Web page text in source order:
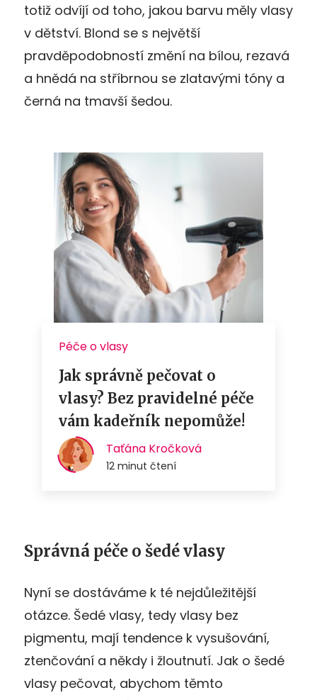
totiž odvíjí od toho, jakou barvu měly vlasy
v dětství. Blond se s největší
pravděpodobností změní na bílou, rezavá
a hnědá na stříbrnou se zlatavými tóny a
černá na tmavší šedou.
Správná péče o šedé vlasy
Nyní se dostáváme k té nejdůležitější
otázce. Šedé vlasy, tedy vlasy bez
pigmentu, mají tendence k vysušování,
ztenčování a někdy i žloutnutí. Jak o šedé
vlasy pečovat, abychom těmto